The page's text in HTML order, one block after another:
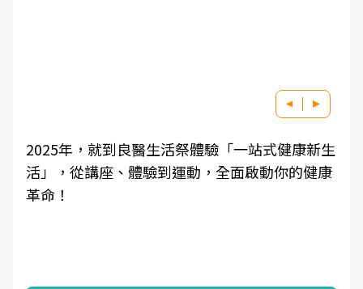
2025年，就到良醫生活祭體驗「一站式健康新生
活」，從講座、體驗到運動，全面啟動你的健康
革命！